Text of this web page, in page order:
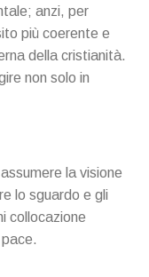
anzi, per
più coerente e
della cristianità.
non solo in
la visione
lo sguardo e gli
collocazione